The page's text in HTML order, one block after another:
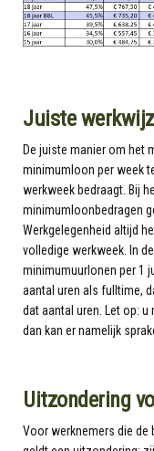
Juiste
De juiste manier om het
minimumloon per week
werkweek bedraagt. Bij
minimumloonbedragen
Werkgelegenheid altijd
volledige werkweek. In
minimumuurlonen per 1
aantal uren als fulltime,
dat aantal uren. Let op:
dan kan er namelijk
Uitzondering
Voor werknemers die de